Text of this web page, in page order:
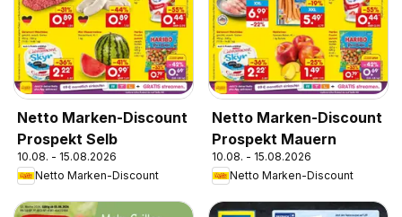
Netto Marken-Discount
Prospekt Selb
10.08. - 15.08.2026
Netto Marken-Discount
Netto Marken-Discount
Prospekt Mauern
10.08. - 15.08.2026
Netto Marken-Discount